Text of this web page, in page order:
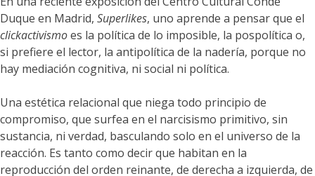
Duque en Madrid, Superlikes, uno aprende a pensar que el
clickactivismoes la política de lo imposible, la pospolítica o,
si prefiere el lector, la antipolítica de la nadería, porque no
hay mediación cognitiva, ni social ni política.
Una estética relacional que niega todo principio de
compromiso, que surfea en el narcisismo primitivo, sin
sustancia, ni verdad, basculando solo en el universo de la
reacción. Es tanto como decir que habitan en la
reproducción del orden reinante, de derecha a izquierda, de